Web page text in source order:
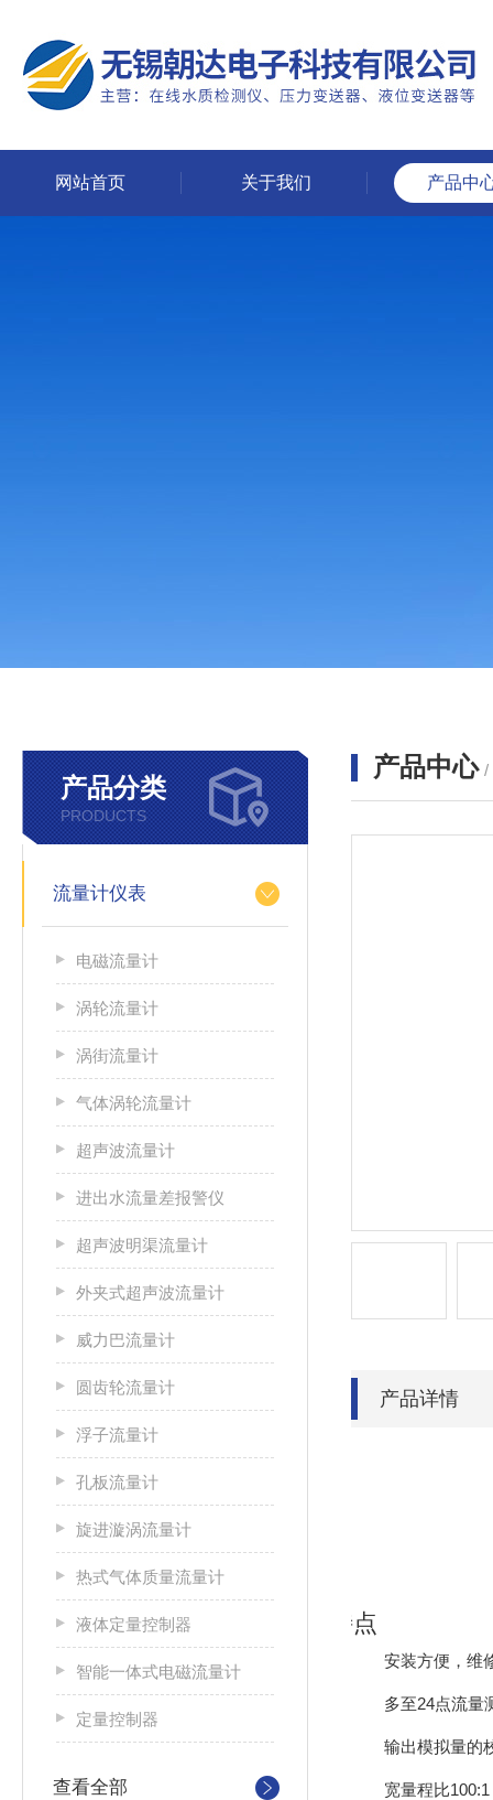
网站首页 关于我们 产品中
产品分类
PRODUCTS
流量计仪表
电磁流量计
涡轮流量计
涡街流量计
气体涡轮流量计
超声波流量计
进出水流量差报警仪
超声波明渠流量计
外夹式超声波流量计
威力巴流量计
圆齿轮流量计
浮子流量计
孔板流量计
旋进漩涡流量计
热式气体质量流量计
液体定量控制器
智能一体式电磁流量计
定量控制器
查看全部
产品中心 /
产品详情
特点
安装方便，维
多至24点流量
输出模拟量的
宽量程比100:1